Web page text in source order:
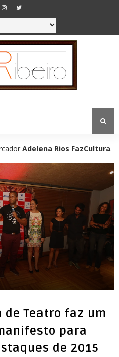
Adelena Rios FazCultura.
de Teatro faz um
para